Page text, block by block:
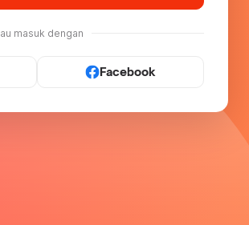
masuk dengan
Facebook